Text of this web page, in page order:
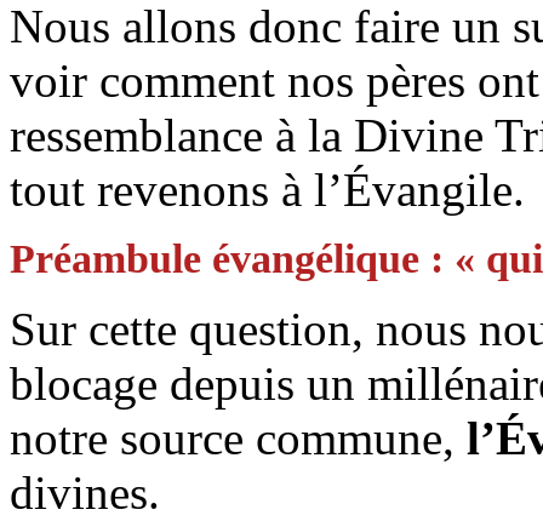
Nous allons donc faire un
voir comment nos pères
ressemblance à la Divine
tout revenons à l’Évangile.
Préambule évangélique : «
Sur cette question, nous
blocage depuis un
notre source commune,
divines.